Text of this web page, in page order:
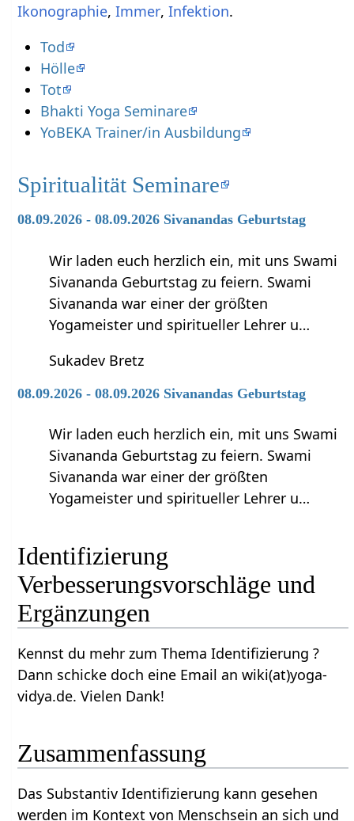
, ,
.
Tod
Hölle
Tot
Bhakti Yoga Seminare
YoBEKA Trainer/in Ausbildung
Spiritualität Seminare
08.09.2026 - 08.09.2026 Sivanandas Geburtstag
Wir laden euch herzlich ein, mit uns Swami
Sivananda Geburtstag zu feiern. Swami
Sivananda war einer der größten
Yogameister und spiritueller Lehrer u…
Sukadev Bretz
08.09.2026 - 08.09.2026 Sivanandas Geburtstag
Wir laden euch herzlich ein, mit uns Swami
Sivananda Geburtstag zu feiern. Swami
Sivananda war einer der größten
Yogameister und spiritueller Lehrer u…
Identifizierung‏‎
Verbesserungsvorschläge und
Ergänzungen
Kennst du mehr zum Thema Identifizierung‏‎ ?
Dann schicke doch eine Email an wiki(at)yoga-
vidya.de. Vielen Dank!
Zusammenfassung
Das Substantiv Identifizierung‏‎ kann gesehen
werden im Kontext von Menschsein an sich und